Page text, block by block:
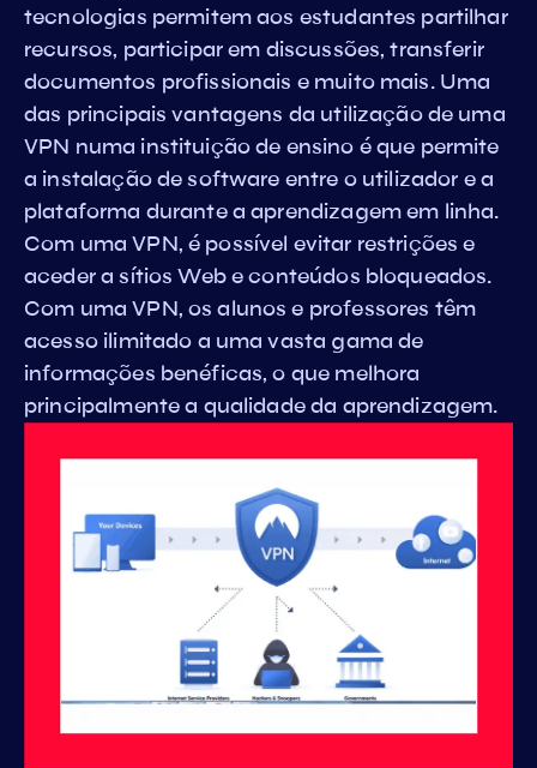
tecnologias permitem aos estudantes partilhar
recursos, participar em discussões, transferir
documentos profissionais e muito mais. Uma
das principais vantagens da utilização de uma
VPN numa instituição de ensino é que permite
a instalação de software entre o utilizador e a
plataforma durante a aprendizagem em linha.
Com uma VPN, é possível evitar restrições e
aceder a sítios Web e conteúdos bloqueados.
Com uma VPN, os alunos e professores têm
acesso ilimitado a uma vasta gama de
informações benéficas, o que melhora
principalmente a qualidade da aprendizagem.